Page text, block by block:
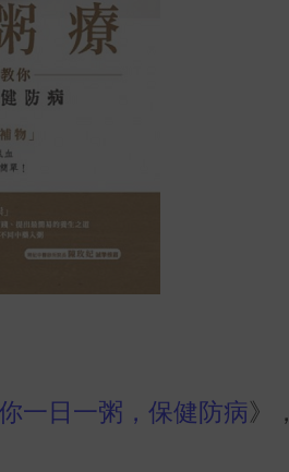
一日一粥，保健防病》，